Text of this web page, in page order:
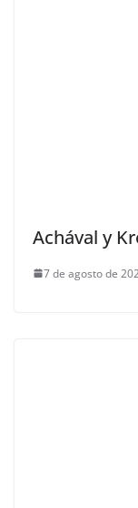
Achával y
7 de agosto de